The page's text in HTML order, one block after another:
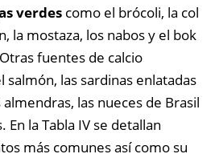
verdes como el brócoli, la col
la mostaza, los nabos y el bok
fuentes de calcio
salmón, las sardinas enlatadas
las nueces de Brasil
En la Tabla IV se detallan
más comunes así como su